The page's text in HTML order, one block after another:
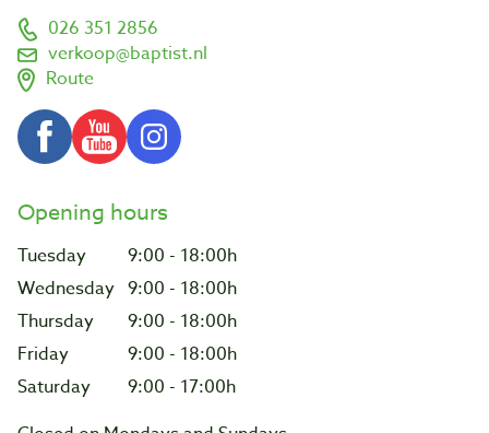
026 351 2856
verkoop@baptist.nl
Route
Opening hours
Tuesday
9:00 - 18:00h
Wednesday 9:00 - 18:00h
Thursday
9:00 - 18:00h
Friday
9:00 - 18:00h
Saturday
9:00 - 17:00h